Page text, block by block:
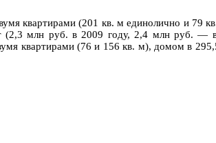
квартирами (201 кв. м единолично и 79
(2,3 млн руб. в 2009 году, 2,4 млн руб. —
квартирами (76 и 156 кв. м), домом в